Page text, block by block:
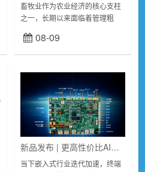
畜牧业作为农业经济的核心支柱
之一，长期以来面临着管理粗
动、资源利用率低等痛点。随着
物联网、大数据等数字技术的渗
08-09
新品发布 | 更高性价比AI视觉平台，启扬RV1126B开发板全面上新！
当下嵌入式行业迭代加速，终端